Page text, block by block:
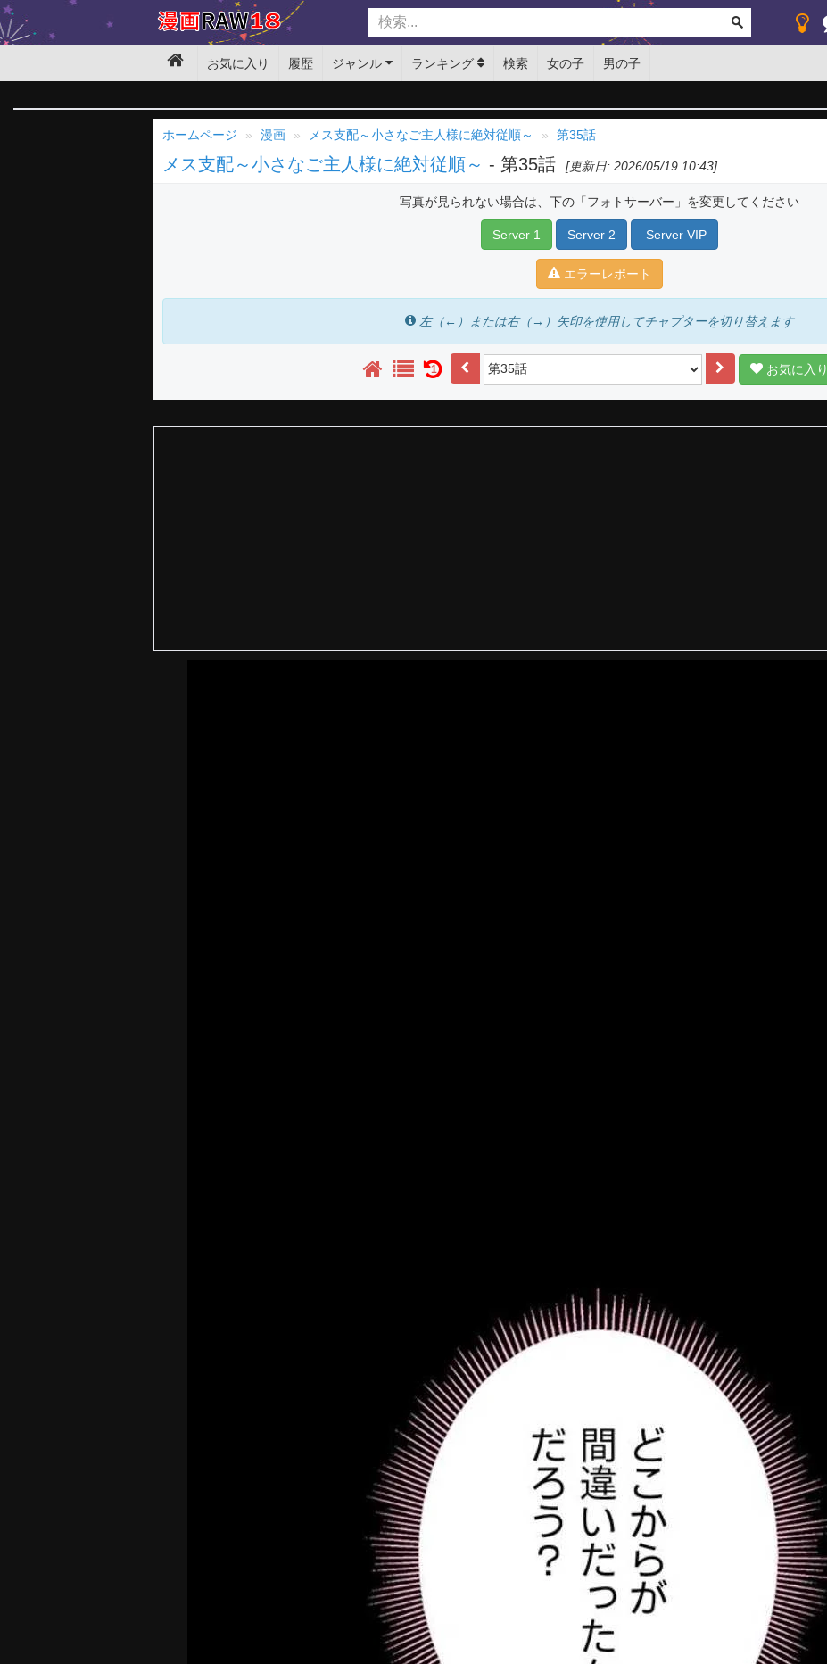
お気に入り 履歴 ジャンル ランキング 検索 女の子 男の子
ホームページ 漫画 メス支配～小さなご主人様に絶対従順～ 第35話
メス支配～小さなご主人様に絶対従順～ - 第35話 [更新日: 2026/05/19 10:43]
写真が見られない場合は、下の「フォトサーバー」を変更してください
Server 1 Server 2 Server VIP
エラーレポート
左（←）または右（→）矢印を使用してチャプターを切り替えます
1 お気に入り